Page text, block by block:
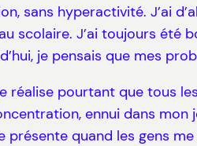
sans hyperactivité. J’ai
scolaire. J’ai toujours été
je pensais que mes
réalise pourtant que tous
ennui dans
présente quand les gens